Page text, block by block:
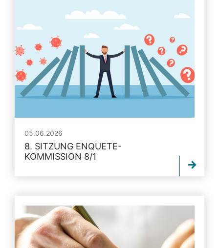
05.06.2026
8. SITZUNG ENQUETE-
KOMMISSION 8/1